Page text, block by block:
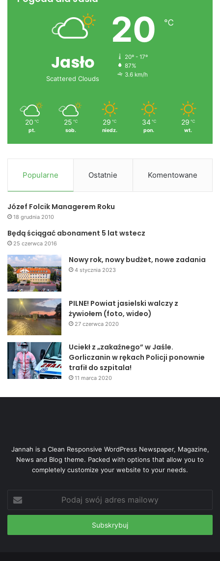
Jasło
Scattered Clouds
20 ℃
20º - 17º
87%
3.6 km/h
20 ℃
pt.
25 ℃
sob.
29 ℃
niedz.
34 ℃
pon.
29 ℃
wt.
Popularne Ostatnie Komentowane
Józef Folcik Managerem Roku
18 grudnia 2010
Będą ściągać abonament 5 lat wstecz
25 czerwca 2016
Nowy rok, nowy budżet, nowe zadania
4 stycznia 2023
PILNE! Powiat jasielski walczy z
żywiołem (foto, wideo)
27 czerwca 2020
Uciekł z „zakaźnego” w Jaśle.
Gorliczanin w rękach Policji ponownie
trafił do szpitala!
11 marca 2020
Jannah is a Clean Responsive WordPress Newspaper, Magazine,
News and Blog theme. Packed with options that allow you to
completely customize your website to your needs.
Podaj
swój
adres